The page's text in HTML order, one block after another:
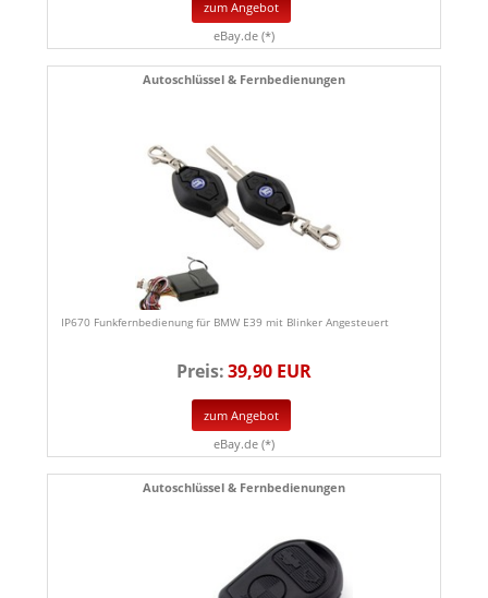
zum Angebot
eBay.de (*)
Autoschlüssel & Fernbedienungen
IP670 Funkfernbedienung für BMW E39 mit Blinker Angesteuert
Preis:39,90 EUR
zum Angebot
eBay.de (*)
Autoschlüssel & Fernbedienungen